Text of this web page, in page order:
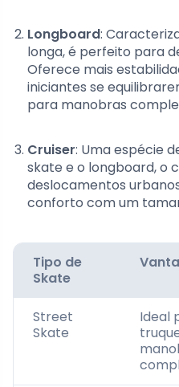
Longboard:
longa, é perfeito para
Oferece mais
iniciantes se
para manobras
Cruiser: Uma espécie
skate e o longboard, o
deslocamentos
conforto com um
Tipo de
Skate
Street
Skate
Ideal